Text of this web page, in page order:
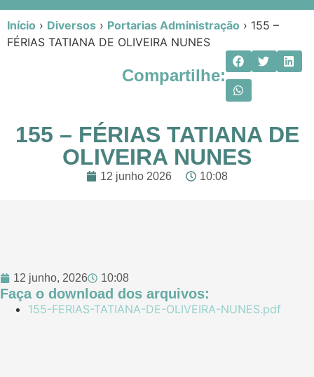
Início › Diversos › Portarias Administração › 155 –
FÉRIAS TATIANA DE OLIVEIRA NUNES
Compartilhe:
155 – FÉRIAS TATIANA DE
OLIVEIRA NUNES
12 junho 2026 10:08
12 junho, 2026 10:08
Faça o download dos arquivos:
155-FERIAS-TATIANA-DE-OLIVEIRA-NUNES.pdf